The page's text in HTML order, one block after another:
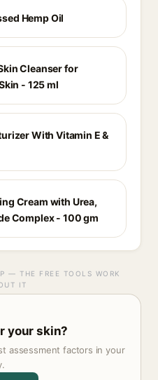
Hemp Oil
Cleanser for
- 125 ml
With Vitamin E &
Cream with Urea,
Complex - 100 gm
— THE FREE TOOLS WORK
IT
your skin?
assessment factors in your